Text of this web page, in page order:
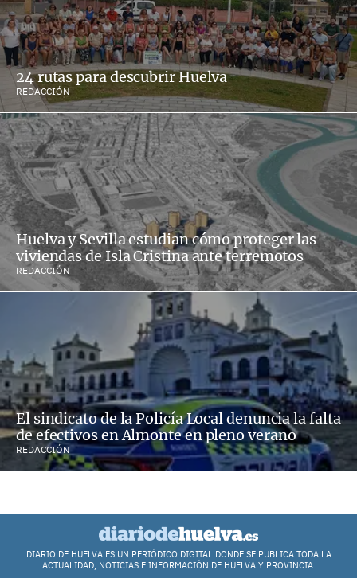
24 rutas para descubrir Huelva
REDACCIÓN
Huelva y Sevilla estudian cómo proteger las
viviendas de Isla Cristina ante terremotos
REDACCIÓN
El sindicato de la Policía Local denuncia la falta
de efectivos en Almonte en pleno verano
REDACCIÓN
DIARIO DE HUELVA ES UN PERIÓDICO DIGITAL DONDE SE PUBLICA TODA LA
ACTUALIDAD, NOTICIAS E INFORMACIÓN DE HUELVA Y PROVINCIA.